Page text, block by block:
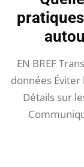
EN BREF
données
Détails sur